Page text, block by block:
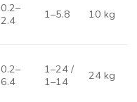
0.2–
2.4
1–5.8 10 kg
0.2–
6.4
1–24 /
1–14
24 kg